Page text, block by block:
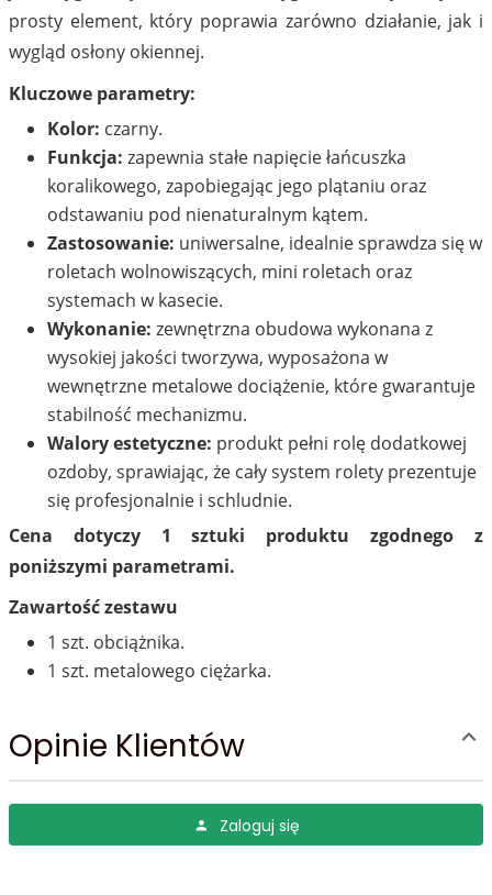
prosty element, który poprawia zarówno działanie, jak i
wygląd osłony okiennej.
Kluczowe parametry:
Kolor: czarny.
Funkcja: zapewnia stałe napięcie łańcuszka
koralikowego, zapobiegając jego plątaniu oraz
odstawaniu pod nienaturalnym kątem.
Zastosowanie: uniwersalne, idealnie sprawdza się w
roletach wolnowiszących, mini roletach oraz
systemach w kasecie.
Wykonanie: zewnętrzna obudowa wykonana z
wysokiej jakości tworzywa, wyposażona w
wewnętrzne metalowe dociążenie, które gwarantuje
stabilność mechanizmu.
Walory estetyczne: produkt pełni rolę dodatkowej
ozdoby, sprawiając, że cały system rolety prezentuje
się profesjonalnie i schludnie.
Cena dotyczy 1 sztuki produktu zgodnego z
poniższymi parametrami.
Zawartość zestawu
1 szt. obciążnika.
1 szt. metalowego ciężarka.
Opinie Klientów
Zaloguj się